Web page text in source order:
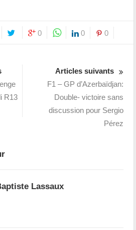
0 0 0
R13
Articles suivants
F1 – GP d’Azerbaïdjan:
Double- victoire sans
discussion pour Sergio
Pérez
Lassaux